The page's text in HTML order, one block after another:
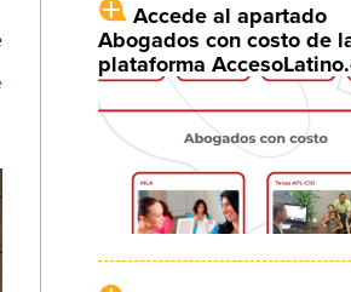
Accede al apartado
Abogados con costo de
plataforma